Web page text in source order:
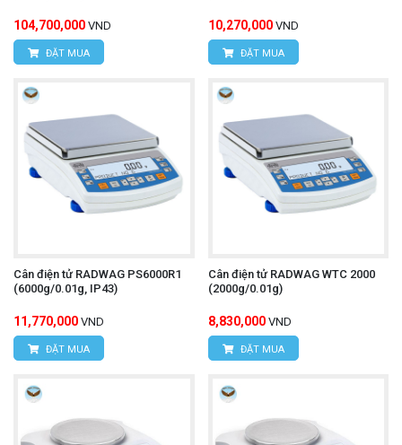
104,700,000 VND
ĐẶT MUA
10,270,000 VND
ĐẶT MUA
Cân điện tử RADWAG PS6000R1
(6000g/0.01g, IP43)
11,770,000 VND
ĐẶT MUA
Cân điện tử RADWAG WTC 2000
(2000g/0.01g)
8,830,000 VND
ĐẶT MUA